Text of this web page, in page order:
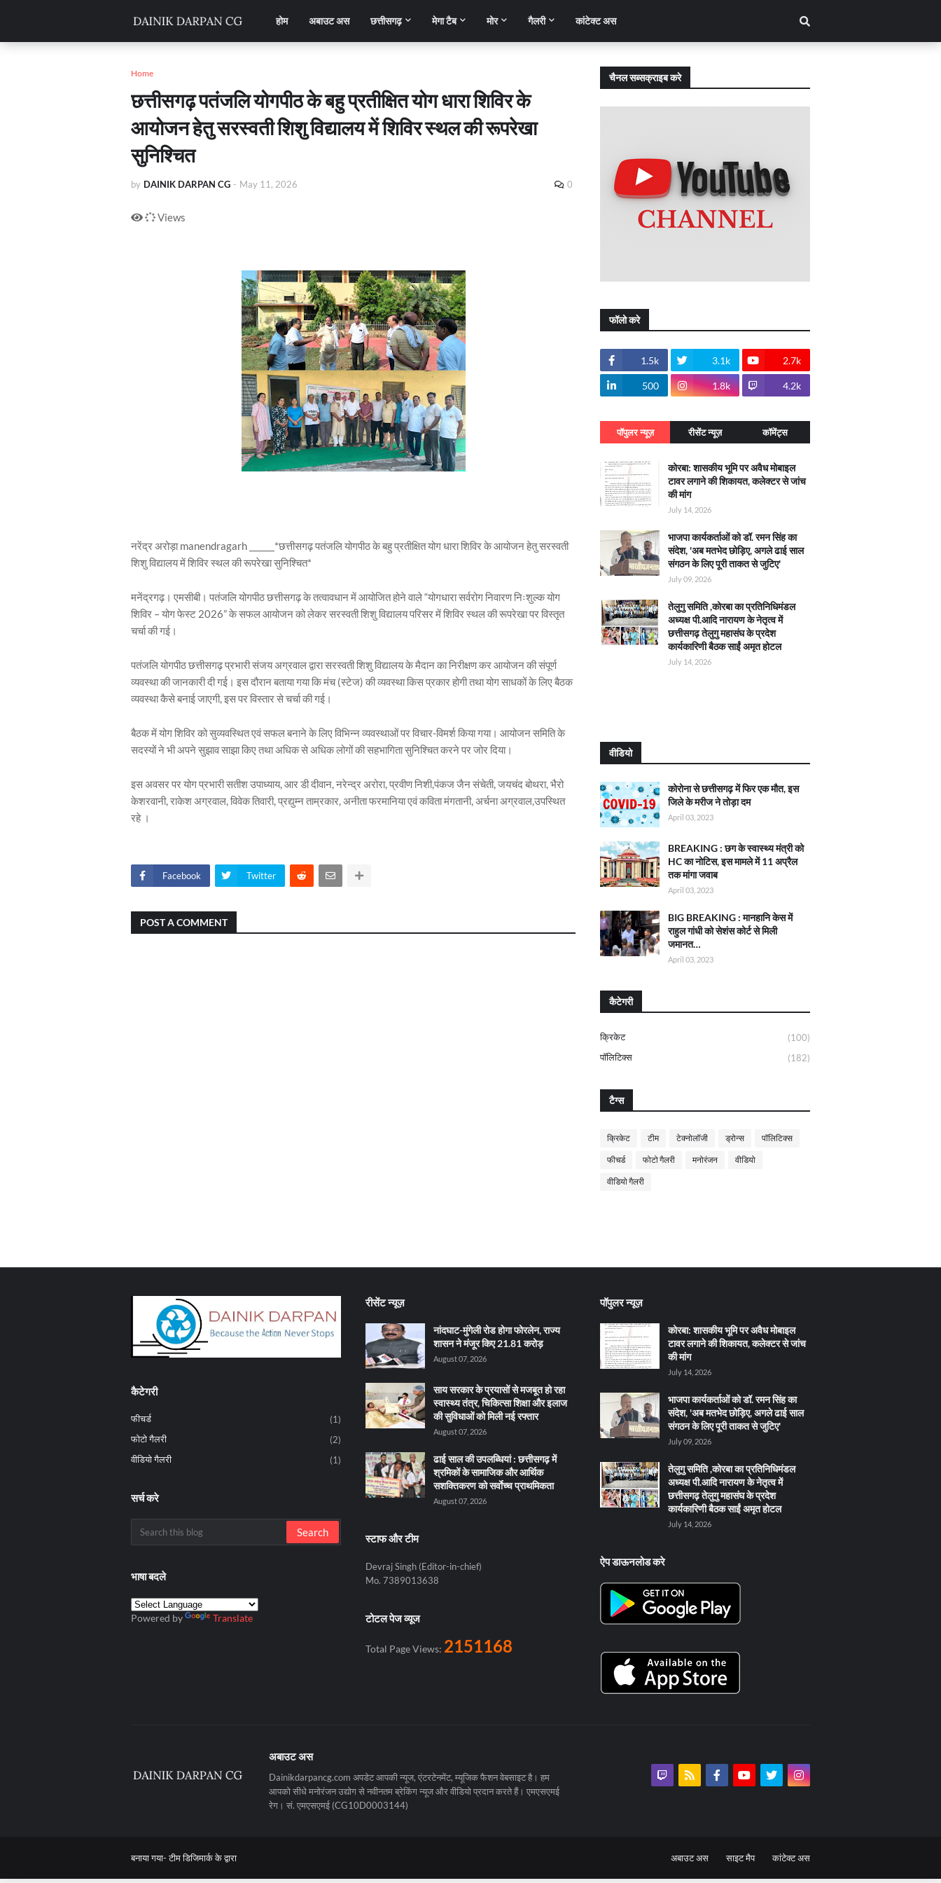
होम अबाउट अस छत्तीसगढ़ मेगा टैब मोर गैलरी कांटेक्ट अस
Home
छत्तीसगढ़ पतंजलि योगपीठ के बहु प्रतीक्षित योग धारा शिविर के
आयोजन हेतु सरस्वती शिशु विद्यालय में शिविर स्थल की रूपरेखा
सुनिश्चित
by DAINIK DARPAN CG - May 11, 2026 0
Views
नरेंद्र अरोड़ा manendragarh ______*छत्तीसगढ़ पतंजलि योगपीठ के बहु प्रतीक्षित योग धारा शिविर के आयोजन हेतु सरस्वती
शिशु विद्यालय में शिविर स्थल की रूपरेखा सुनिश्चित*
मनेंद्रगढ़। एमसीबी। पतंजलि योगपीठ छत्तीसगढ़ के तत्वावधान में आयोजित होने वाले “योगधारा सर्वरोग निवारण निःशुल्क योग
शिविर – योग फेस्ट 2026” के सफल आयोजन को लेकर सरस्वती शिशु विद्यालय परिसर में शिविर स्थल की रूपरेखा पर विस्तृत
चर्चा की गई।
पतंजलि योगपीठ छत्तीसगढ़ प्रभारी संजय अग्रवाल द्वारा सरस्वती शिशु विद्यालय के मैदान का निरीक्षण कर आयोजन की संपूर्ण
व्यवस्था की जानकारी दी गई। इस दौरान बताया गया कि मंच (स्टेज) की व्यवस्था किस प्रकार होगी तथा योग साधकों के लिए बैठक
व्यवस्था कैसे बनाई जाएगी, इस पर विस्तार से चर्चा की गई।
बैठक में योग शिविर को सुव्यवस्थित एवं सफल बनाने के लिए विभिन्न व्यवस्थाओं पर विचार-विमर्श किया गया। आयोजन समिति के
सदस्यों ने भी अपने सुझाव साझा किए तथा अधिक से अधिक लोगों की सहभागिता सुनिश्चित करने पर जोर दिया।
इस अवसर पर योग प्रभारी सतीश उपाध्याय, आर डी दीवान, नरेन्द्र अरोरा, प्रवीण निशी,पंकज जैन संचेती, जयचंद बोथरा, भैरो
केशरवानी, राकेश अग्रवाल, विवेक तिवारी, प्रद्युम्न ताम्रकार, अनीता फरमानिया एवं कविता मंगतानी, अर्चना अग्रवाल,उपस्थित
रहे ।
Facebook Twitter
POST A COMMENT
चैनल सब्सक्राइब करे
फॉलो करे
1.5k 3.1k 2.7k
500 1.8k 4.2k
पॉपुलर न्यूज़ रीसेंट न्यूज़ कॉमेंट्स
कोरबा: शासकीय भूमि पर अवैध मोबाइल
टावर लगाने की शिकायत, कलेक्टर से जांच
की मांग
July 14, 2026
भाजपा कार्यकर्ताओं को डॉ. रमन सिंह का
संदेश, 'अब मतभेद छोड़िए, अगले ढाई साल
संगठन के लिए पूरी ताकत से जुटिए'
July 09, 2026
तेलुगु समिति ,कोरबा का प्रतिनिधिमंडल
अध्यक्ष पी.आदि नारायण के नेतृत्व में
छत्तीसगढ़ तेलुगु महासंघ के प्रदेश
कार्यकारिणी बैठक साईं अमृत होटल
July 14, 2026
वीडियो
कोरोना से छत्तीसगढ़ में फिर एक मौत, इस
जिले के मरीज ने तोड़ा दम
April 03, 2023
BREAKING : छग के स्वास्थ्य मंत्री को
HC का नोटिस, इस मामले में 11 अप्रैल
तक मांगा जवाब
April 03, 2023
BIG BREAKING : मानहानि केस में
राहुल गांधी को सेशंस कोर्ट से मिली
जमानत…
April 03, 2023
कैटेगरी
क्रिकेट
(100)
पॉलिटिक्स
(182)
टैग्स
क्रिकेट टीम टेक्नोलॉजी ड्रोन्स पॉलिटिक्स
फीचर्ड फोटो गैलरी मनोरंजन वीडियो
वीडियो गैलरी
कैटेगरी
फीचर्ड
(1)
फोटो गैलरी
(2)
वीडियो गैलरी
(1)
सर्च करे
भाषा बदले
Powered by Translate
रीसेंट न्यूज़
नांदघाट-मुंगेली रोड होगा फोरलेन, राज्य
शासन ने मंजूर किए 21.81 करोड़
August 07, 2026
साय सरकार के प्रयासों से मजबूत हो रहा
स्वास्थ्य तंत्र, चिकित्सा शिक्षा और इलाज
की सुविधाओं को मिली नई रफ्तार
August 07, 2026
ढाई साल की उपलब्धियां : छत्तीसगढ़ में
श्रमिकों के सामाजिक और आर्थिक
सशक्तिकरण को सर्वाेच्च प्राथमिकता
August 07, 2026
स्टाफ और टीम
Devraj Singh (Editor-in-chief)
Mo. 7389013638
टोटल पेज व्यूज
Total Page Views: 2151168
पॉपुलर न्यूज़
कोरबा: शासकीय भूमि पर अवैध मोबाइल
टावर लगाने की शिकायत, कलेक्टर से जांच
की मांग
July 14, 2026
भाजपा कार्यकर्ताओं को डॉ. रमन सिंह का
संदेश, 'अब मतभेद छोड़िए, अगले ढाई साल
संगठन के लिए पूरी ताकत से जुटिए'
July 09, 2026
तेलुगु समिति ,कोरबा का प्रतिनिधिमंडल
अध्यक्ष पी.आदि नारायण के नेतृत्व में
छत्तीसगढ़ तेलुगु महासंघ के प्रदेश
कार्यकारिणी बैठक साईं अमृत होटल
July 14, 2026
ऐप डाऊनलोड करे
अबाउट अस
Dainikdarpancg.com अपडेट आपकी न्यूज, एंटरटेनमेंट, म्यूजिक फैशन वेबसाइट है। हम
आपको सीधे मनोरंजन उद्योग से नवीनतम ब्रेकिंग न्यूज और वीडियो प्रदान करते हैं। एमएसएमई
रेग। सं. एमएसएमई (CG10D0003144)
बनाया गया-टीम डिजिमार्क के द्वारा अबाउट अस साइट मैप कांटेक्ट अस